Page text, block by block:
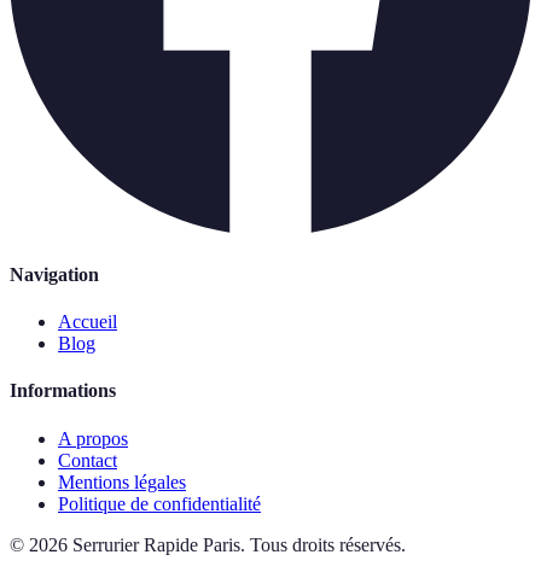
Navigation
Accueil
Blog
Informations
A propos
Contact
Mentions légales
Politique de confidentialité
© 2026 Serrurier Rapide Paris. Tous droits réservés.